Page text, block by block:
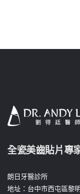
全瓷美齒貼片專
朗日牙醫診所
地址：台中市西屯區黎